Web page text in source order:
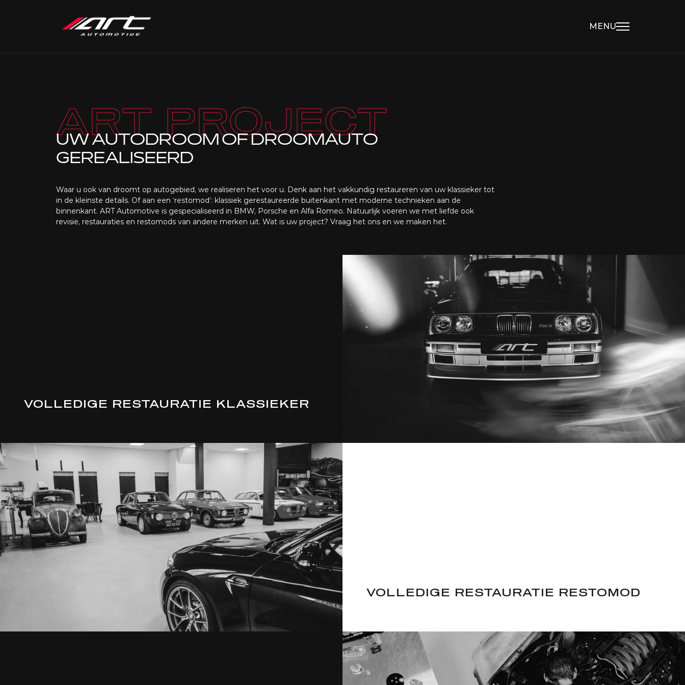
MENU
ART PROJECT
UW AUTODROOM OF DROOMAUTO
GEREALISEERD
Waar u ook van droomt op autogebied, we realiseren het voor u. Denk aan het vakkundig restaureren van uw klassieker tot
in de kleinste details. Of aan een ‘restomod’: klassiek gerestaureerde buitenkant met moderne technieken aan de
binnenkant. ART Automotive is gespecialiseerd in BMW, Porsche en Alfa Romeo. Natuurlijk voeren we met liefde ook
revisie, restauraties en restomods van andere merken uit. Wat is uw project? Vraag het ons en we maken het.
VOLLEDIGE RESTAURATIE KLASSIEKER
VOLLEDIGE RESTAURATIE RESTOMOD